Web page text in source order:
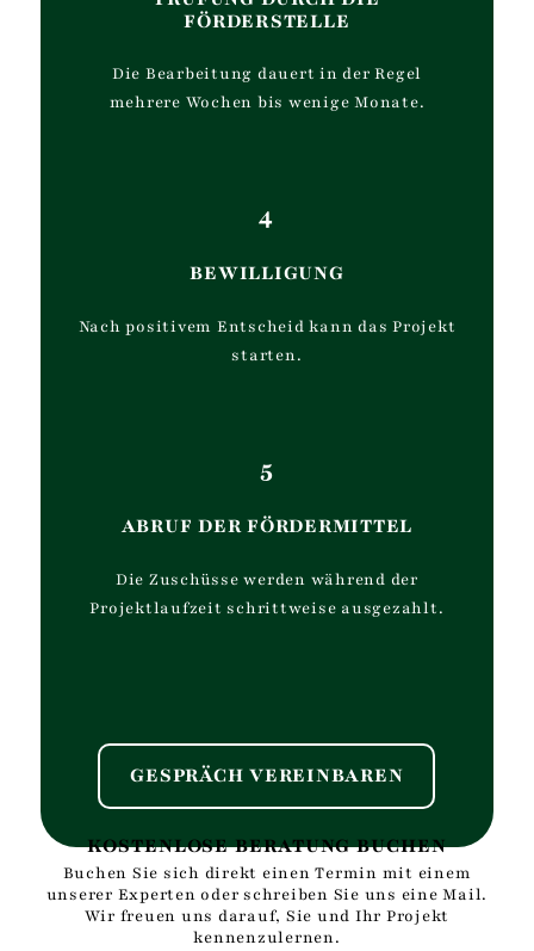
FÖRDERSTELLE
Die Bearbeitung dauert in der Regel
mehrere Wochen bis wenige Monate.
4
BEWILLIGUNG
Nach positivem Entscheid kann das Projekt
starten.
5
ABRUF DER FÖRDERMITTEL
Die Zuschüsse werden während der
Projektlaufzeit schrittweise ausgezahlt.
GESPRÄCH VEREINBAREN
KOSTENLOSE BERATUNG BUCHEN
Buchen Sie sich direkt einen Termin mit einem
unserer Experten oder schreiben Sie uns eine Mail.
Wir freuen uns darauf, Sie und Ihr Projekt
kennenzulernen.